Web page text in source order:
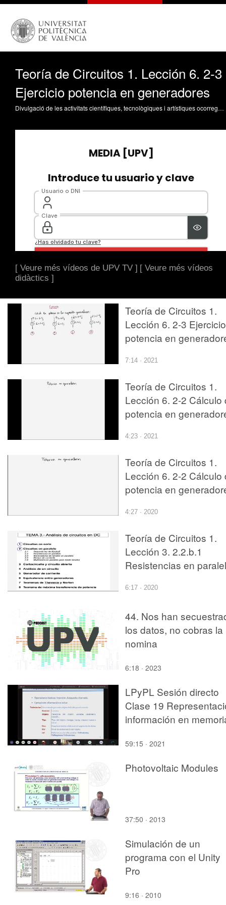
Teoría de Circuitos 1. Lección 6. 2-3
Ejercicio potencia en generadores
Divulgació de les activitats científiques, tecnològiques i artístiques ocorregudes en els tres campus de la UPV
[ Veure més vídeos de UPV TV ] [ Veure més vídeos
didàctics ]
Teoría de Circuitos 1.
Lección 6. 2-3 Ejercicio
potencia en
7:14 · 2021
Teoría de Circuitos 1.
Lección 6. 2-2 Cálculo
potencia en
4:23 · 2021
Teoría de Circuitos 1.
Lección 6. 2-2 Cálculo
potencia en
4:27 · 2020
Teoría de Circuitos 1.
Lección 3. 2.2.b.1
Resistencias en
6:17 · 2020
44. Nos han
los datos, no cobras la
nomina
6:18 · 2023
LPyPL Sesión directo
Clase 19
información en
59:15 · 2021
Photovoltaic Modules
37:50 · 2013
Simulación de un
programa con el Unity
Pro
9:16 · 2010